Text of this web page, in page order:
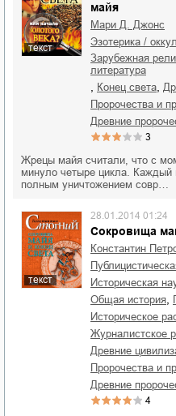
текст
майя
Мари Д. Джонс
эзотерика /
зарубежная религиозная и эзотерическая
литература
конец света
пророчества и
древние
3
Жрецы майя считали, что с
минуло четыре цикла. Каждый
полным уничтожением совр…
текст
Сокровища
28.01.2014 01:24
Константин
историческая
общая история
историческое
журналистское
древние
пророчества и
древние
4